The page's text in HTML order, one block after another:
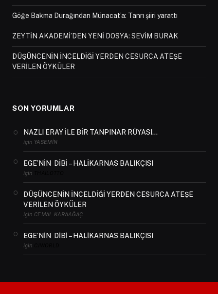
Göğe Bakma Durağından Münacat’a: Tanrı şiiri yarattı
ZEYTİN AKADEMİ’DEN YENİ DOSYA: SEVİM BURAK
DÜŞÜNCENİN İNCELDİĞİ YERDEN CESURCA ATEŞE
VERİLEN ÖYKÜLER
SON YORUMLAR
NAZLI ERAY İLE BİR TANPINAR RÜYASI…
için YASEMIN
EGE’NİN DİBİ – HALİKARNAS BALIKÇISI
için
DÜŞÜNCENİN İNCELDİĞİ YERDEN CESURCA ATEŞE
VERİLEN ÖYKÜLER
için CEMAL KARAAĞAÇ
EGE’NİN DİBİ – HALİKARNAS BALIKÇISI
için